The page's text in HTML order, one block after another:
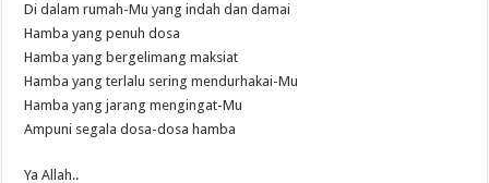
Di dalam rumah-Mu yang indah dan damai
Hamba yang penuh dosa
Hamba yang bergelimang maksiat
Hamba yang terlalu sering mendurhakai-Mu
Hamba yang jarang mengingat-Mu
Ampuni segala dosa-dosa hamba
Ya Allah..